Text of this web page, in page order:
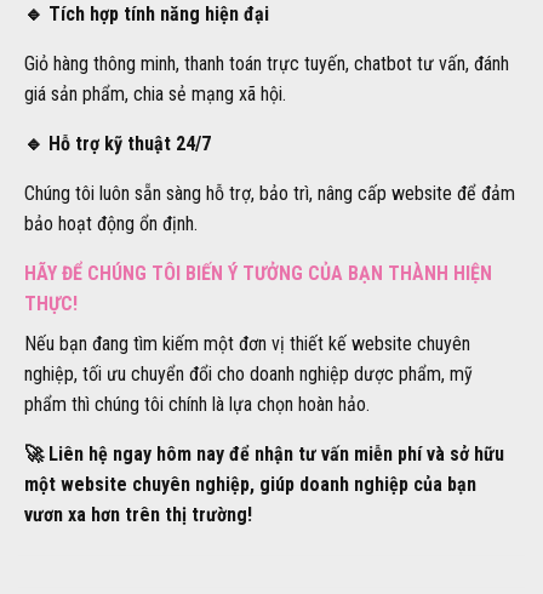
🔹 Tích hợp tính năng hiện đại
Giỏ hàng thông minh, thanh toán trực tuyến, chatbot tư vấn, đánh
giá sản phẩm, chia sẻ mạng xã hội.
🔹 Hỗ trợ kỹ thuật 24/7
Chúng tôi luôn sẵn sàng hỗ trợ, bảo trì, nâng cấp website để đảm
bảo hoạt động ổn định.
HÃY ĐỂ CHÚNG TÔI BIẾN Ý TƯỞNG CỦA BẠN THÀNH HIỆN
THỰC!
Nếu bạn đang tìm kiếm một đơn vị thiết kế website chuyên
nghiệp, tối ưu chuyển đổi cho doanh nghiệp dược phẩm, mỹ
phẩm thì chúng tôi chính là lựa chọn hoàn hảo.
🚀 Liên hệ ngay hôm nay để nhận tư vấn miễn phí và sở hữu
một website chuyên nghiệp, giúp doanh nghiệp của bạn
vươn xa hơn trên thị trường!